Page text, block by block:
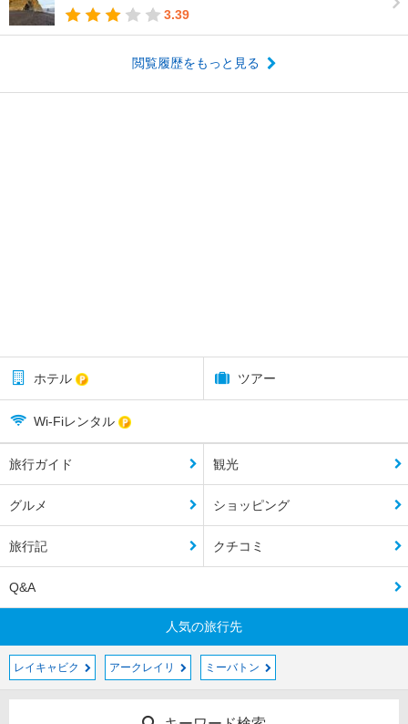
3.39
閲覧履歴をもっと見る
ホテル ツアー
Wi-Fiレンタル
旅行ガイド 観光
グルメ ショッピング
旅行記 クチコミ
Q&A
人気の旅行先
レイキャビク アークレイリ ミーバトン